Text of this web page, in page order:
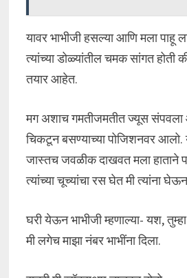
यावर भाभीजी हसल्या आणि मला पाहू
त्यांच्या डोळ्यांतील चमक सांगत होती
तयार आहेत.
मग अशाच गमतीजमतीत ज्यूस संपवला
चिकटून बसण्याच्या पोजिशनवर आलो.
जास्तच जवळीक दाखवत मला हाताने
त्यांच्या चूच्यांचा रस घेत मी त्यांना
घरी येऊन भाभीजी म्हणाल्या- यश, तुम्हा
मी लगेच माझा नंबर भाभींना दिला.